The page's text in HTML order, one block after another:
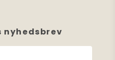
nyhedsbrev